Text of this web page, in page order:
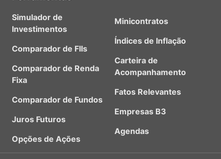
Simulador de
Investimentos
Comparador de FIIs
Comparador de Renda
Fixa
Comparador de Fundos
Juros Futuros
Opções de Ações
Minicontratos
Índices de Inflação
Carteira de
Acompanhamento
Fatos Relevantes
Empresas B3
Agendas